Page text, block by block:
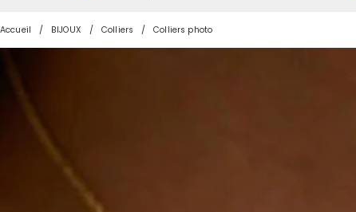
Accueil BIJOUX Colliers Colliers photo